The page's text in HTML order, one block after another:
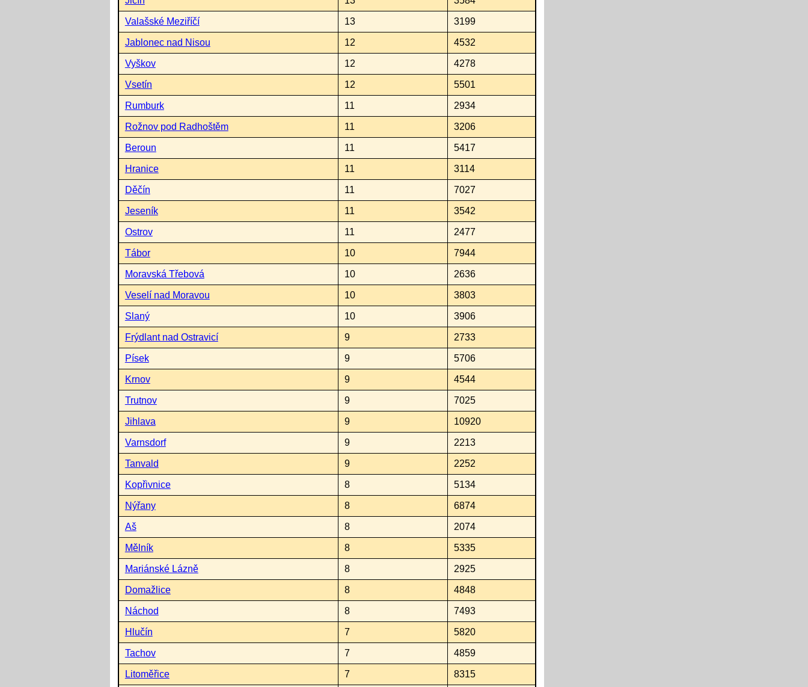
Valašské Meziříčí 13 3199
Jablonec nad Nisou 12 4532
Vyškov 12 4278
Vsetín 12 5501
Rumburk 11 2934
Rožnov pod Radhoštěm 11 3206
Beroun 11 5417
Hranice 11 3114
Děčín 11 7027
Jeseník 11 3542
Ostrov 11 2477
Tábor 10 7944
Moravská Třebová 10 2636
Veselí nad Moravou 10 3803
Slaný 10 3906
Frýdlant nad Ostravicí 9 2733
Písek 9 5706
Krnov 9 4544
Trutnov 9 7025
Jihlava 9 10920
Varnsdorf 9 2213
Tanvald 9 2252
Kopřivnice 8 5134
Nýřany 8 6874
Aš 8 2074
Mělník 8 5335
Mariánské Lázně 8 2925
Domažlice 8 4848
Náchod 8 7493
Hlučín 7 5820
Tachov 7 4859
Litoměřice 7 8315